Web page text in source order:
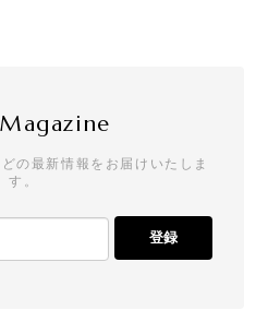
の最新情報をお届けいたしま
す。
登録